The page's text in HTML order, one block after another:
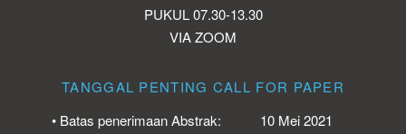
PUKUL 07.30-13.30
VIA ZOOM
TANGGAL PENTING CALL FOR PAPER
• Batas penerimaan Abstrak:
10 Mei 2021